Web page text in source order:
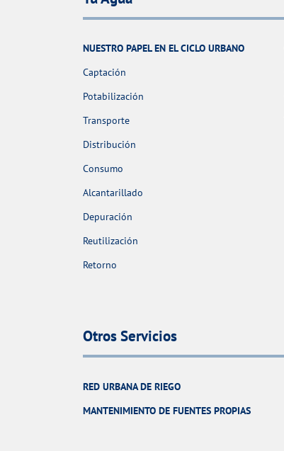
NUESTRO PAPEL EN EL CICLO URBANO
Captación
Potabilización
Transporte
Distribución
Consumo
Alcantarillado
Depuración
Reutilización
Retorno
Otros Servicios
RED URBANA DE RIEGO
MANTENIMIENTO DE FUENTES PROPIAS